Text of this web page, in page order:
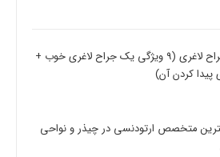
بهترین جراح لاغری (9 ویژگی یک جراح لاغری خوب +
کردن آن)
متخصص ارتودنسی در چیذر و نواحی